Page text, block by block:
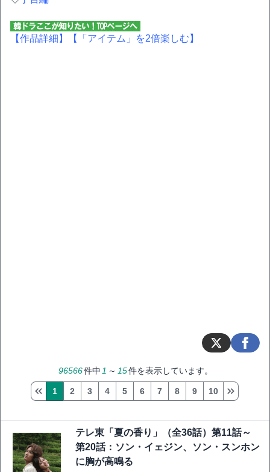
【作品詳細】 【「アイテム」を2倍楽しむ】
96566件中 1 ～ 15件を表示しています。
1 2 3 4 5 6 7 8 9 10
テレ東「夏の香り」（全36話）第11話～
第20話：ソン・イェジン、ソン・スンホン
に胸が高鳴る